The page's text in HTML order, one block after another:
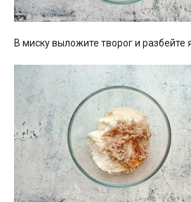
В миску выложите творог и разбейте